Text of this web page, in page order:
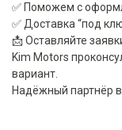
✅ Поможем с
✅ Доставка “под
📩 Оставляйте
Kim Motors
вариант.
Надёжный партнёр